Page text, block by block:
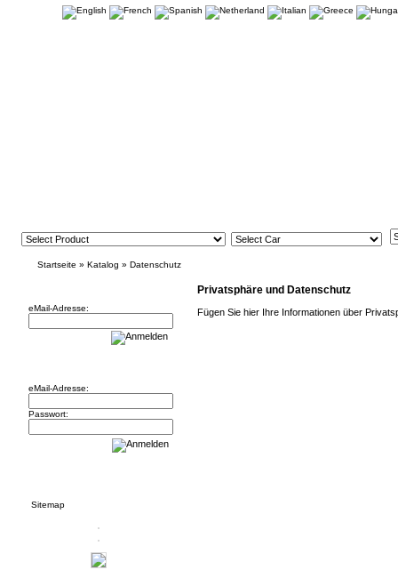
Startseite » Katalog » Datenschutz
eMail-Adresse:
eMail-Adresse:
Passwort:
Sitemap
Privatsphäre und Datenschutz
Fügen Sie hier Ihre Informationen über